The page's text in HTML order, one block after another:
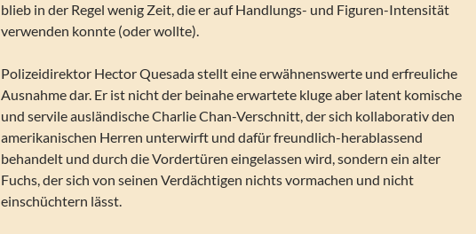
blieb in der Regel wenig Zeit, die er auf Handlungs- und Figuren-Intensität
verwenden konnte (oder wollte).
Polizeidirektor Hector Quesada stellt eine erwähnenswerte und erfreuliche
Ausnahme dar. Er ist nicht der beinahe erwartete kluge aber latent komische
und servile ausländische Charlie Chan-Verschnitt, der sich kollaborativ den
amerikanischen Herren unterwirft und dafür freundlich-herablassend
behandelt und durch die Vordertüren eingelassen wird, sondern ein alter
Fuchs, der sich von seinen Verdächtigen nichts vormachen und nicht
einschüchtern lässt.